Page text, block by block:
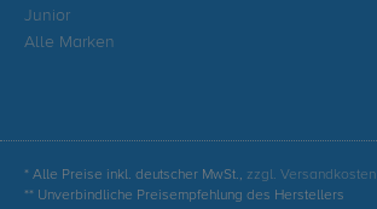
Junior
Alle Marken
* Alle Preise inkl. deutscher MwSt., zzgl. Versandkosten
** Unverbindliche Preisempfehlung des Herstellers